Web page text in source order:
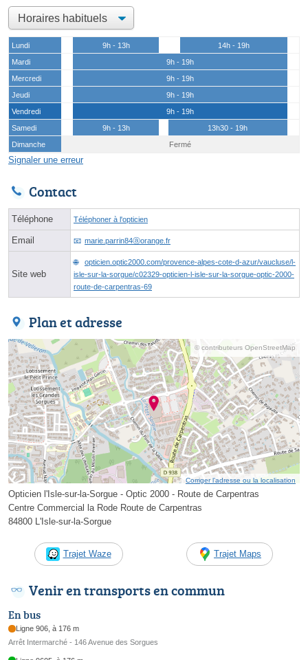
Lundi 9h - 13h
14h - 19h
Mardi
9h - 19h
Mercredi
9h - 19h
Jeudi
9h - 19h
Vendredi
9h - 19h
Samedi
9h - 13h
13h30 - 19h
Dimanche
Fermé
Signaler une erreur
Contact
Téléphone Téléphoner à l'opticien
Email marie.parrin84ⓐorange.fr
Site web
opticien.optic2000.com/provence-alpes-cote-d-azur/vaucluse/l-
isle-sur-la-sorgue/c02329-opticien-l-isle-sur-la-sorgue-optic-2000-
route-de-carpentras-69
Plan et adresse
© contributeurs OpenStreetMap
Corriger l’adresse ou la localisation
Opticien l'Isle-sur-la-Sorgue - Optic 2000 - Route de Carpentras
Centre Commercial la Rode Route de Carpentras
84800 L'Isle-sur-la-Sorgue
Trajet Waze Trajet Maps
Venir en transports en commun
En bus
Ligne 906, à 176 m
Arrêt Intermarché - 146 Avenue des Sorgues